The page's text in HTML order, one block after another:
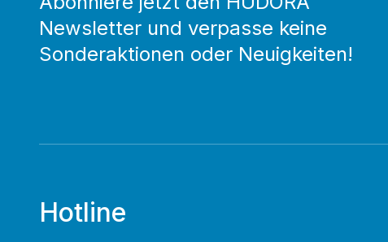
Newsletter und verpasse keine
Sonderaktionen oder Neuigkeiten!
Hotline